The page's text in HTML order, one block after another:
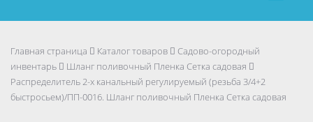
Главная страница Каталог товаров
Садово-огородный
инвентарь
Шланг поливочный Пленка Сетка садовая
Распределитель 2-х канальный регулируемый (резьба 3/4+2
быстросьем)/ПП-0016. Шланг поливочный Пленка Сетка садовая